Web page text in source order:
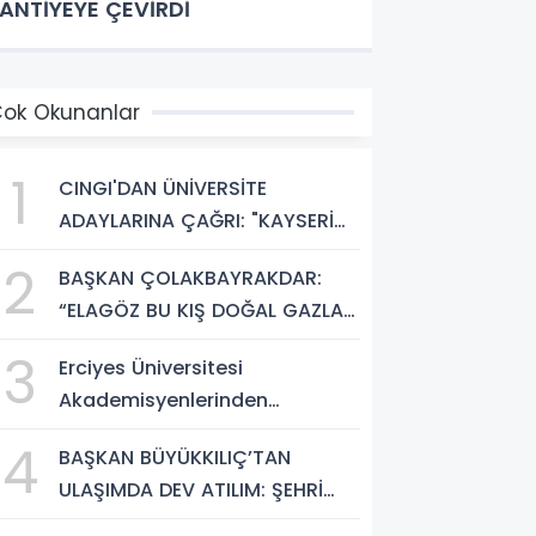
ÇEVİRDİ
Okunanlar
1
CINGI'DAN ÜNİVERSİTE
ADAYLARINA ÇAĞRI: "KAYSERİ
HAYATI HEM DE PARLAK BİR
GELECEK SUNUYOR"
2
BAŞKAN ÇOLAKBAYRAKDAR:
“ELAGÖZ BU KIŞ DOĞAL GAZLA
DÖNÜŞÜM BAŞLIYOR!”
3
Erciyes Üniversitesi
Akademisyenlerinden
Disleksi Değerlendirmesinde
Yapay Zekâ Dönemi
4
BAŞKAN BÜYÜKKILIÇ’TAN
ULAŞIMDA DEV ATILIM: ŞEHRİ